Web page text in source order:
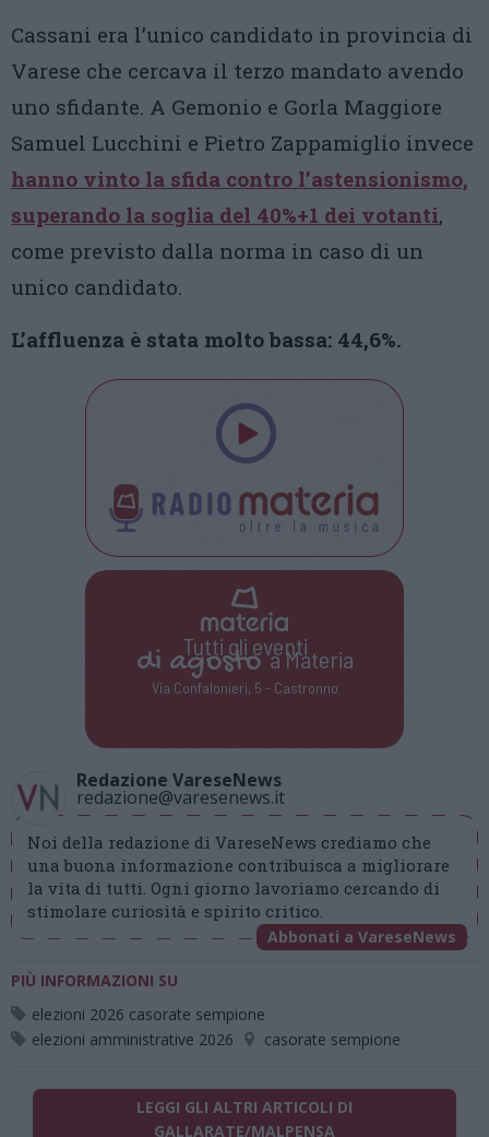
Cassani era l’unico candidato in provincia di
Varese che cercava il terzo mandato avendo
uno sfidante. A Gemonio e Gorla Maggiore
Samuel Lucchini e Pietro Zappamiglio invece
hanno vinto la sfida contro l’astensionismo,
superando la soglia del 40%+1 dei votanti,
come previsto dalla norma in caso di un
unico candidato.
L’affluenza è stata molto bassa: 44,6%.
Tutti gli eventi
di agostoa Materia
Via Confalonieri, 5 - Castronno
Redazione VareseNews
redazione@varesenews.it
Noi della redazione di VareseNews crediamo che
una buona informazione contribuisca a migliorare
la vita di tutti. Ogni giorno lavoriamo cercando di
stimolare curiosità e spirito critico.
Abbonati a VareseNews
PIÙ INFORMAZIONI SU
elezioni 2026 casorate sempione
elezioni amministrative 2026
casorate sempione
LEGGI GLI ALTRI ARTICOLI DI
GALLARATE/MALPENSA